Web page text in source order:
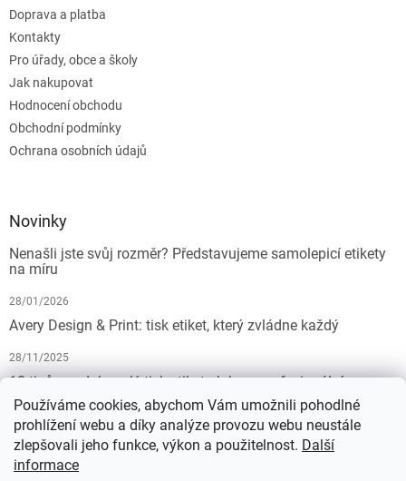
Používáme cookies, abychom Vám umožnili pohodlné
prohlížení webu a díky analýze provozu webu neustále
zlepšovali jeho funkce, výkon a použitelnost. Další
informace
Doprava a platba
Kontakty
Pro úřady, obce a školy
Jak nakupovat
Hodnocení obchodu
Obchodní podmínky
Ochrana osobních údajů
Novinky
Nenašli jste svůj rozměr? Představujeme samolepicí etikety
na míru
28/01/2026
Avery Design & Print: tisk etiket, který zvládne každý
28/11/2025
10 tipů pro dokonalý tisk etiket: Jak na profesionální
výsledek bez starostí
19/07/2025